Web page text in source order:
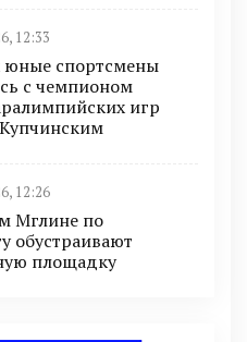
12:33
юные спортсмены
с чемпионом
игр
12:26
Мглине по
обустраивают
площадку